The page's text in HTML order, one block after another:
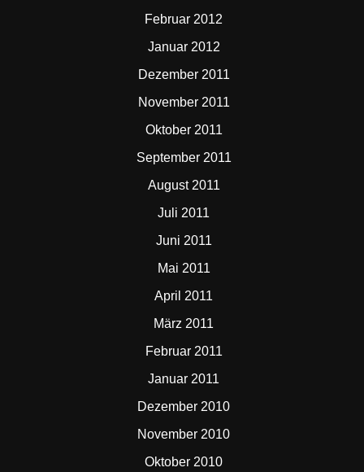
Februar 2012
Januar 2012
Dezember 2011
November 2011
Oktober 2011
September 2011
August 2011
Juli 2011
Juni 2011
Mai 2011
April 2011
März 2011
Februar 2011
Januar 2011
Dezember 2010
November 2010
Oktober 2010